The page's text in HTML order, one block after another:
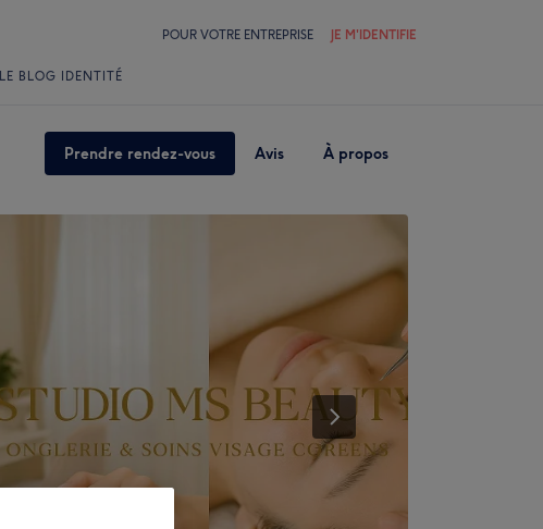
POUR VOTRE ENTREPRISE JE M'IDENTIFIE
LE BLOG IDENTITÉ
Prendre rendez-vous Avis À propos